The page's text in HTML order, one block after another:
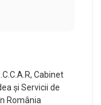
Cabinet
și Servicii de
România